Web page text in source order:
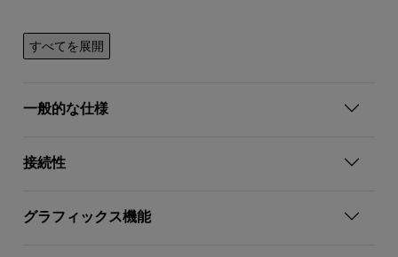
すべてを展開
一般的な仕様
接続性
グラフィックス機能